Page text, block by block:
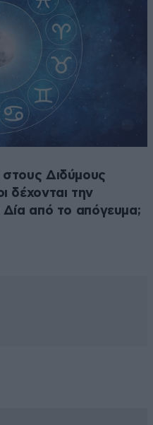
Διδύμους
δέχονται την
Δία από το απόγευμα;